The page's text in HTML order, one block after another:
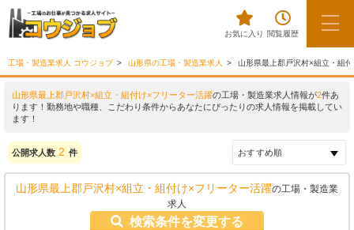
お気に入り 閲覧履歴
工場・製造業求人 コウジョブ 山形県の工場・製造業求人 山形県最上郡戸沢村×組立・組
山形県最上郡戸沢村×組立・組付け×フリーター活躍の工場・製造業求人情報が2件あ
ります！勤務地や職種、こだわり条件からあなたにぴったりの求人情報を掲載してい
ます！
公開求人数 2 件
山形県最上郡戸沢村×組立・組付け×フリーター活躍の工場・製造業
求人
検索条件を変更する